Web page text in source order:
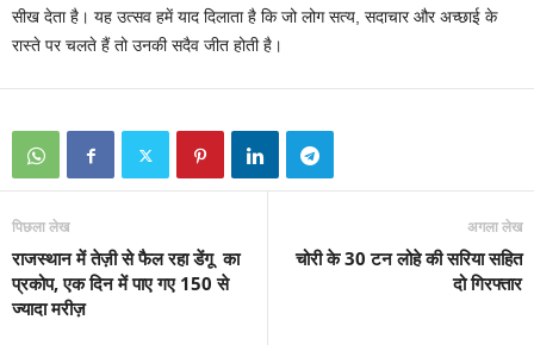
सीख देता है। यह उत्सव हमें याद दिलाता है कि जो लोग सत्य, सदाचार और अच्छाई के
रास्ते पर चलते हैं तो उनकी सदैव जीत होती है।
पिछला लेख
राजस्थान में तेज़ी से फैल रहा डेंगू का
प्रकोप, एक दिन में पाए गए 150 से
ज्यादा मरीज़
अगला लेख
चोरी के 30 टन लोहे की सरिया सहित
दो गिरफ्तार